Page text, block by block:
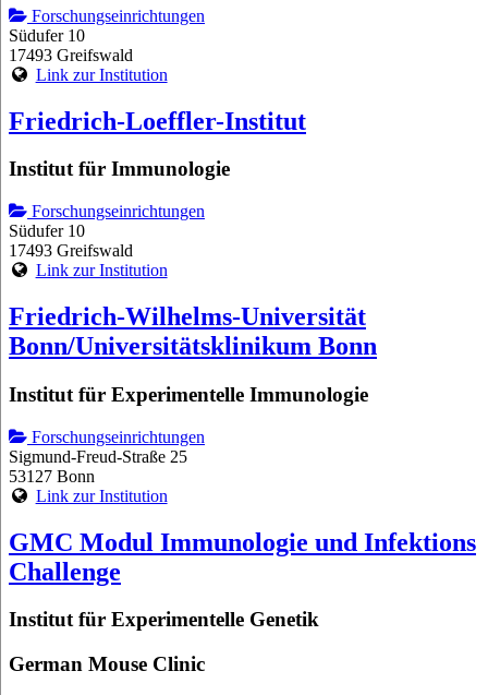
Forschungseinrichtungen
Südufer 10
17493 Greifswald
Link zur Institution
Friedrich-Loeffler-Institut
Institut für Immunologie
Forschungseinrichtungen
Südufer 10
17493 Greifswald
Link zur Institution
Friedrich-Wilhelms-Universität
Bonn/Universitätsklinikum Bonn
Institut für Experimentelle Immunologie
Forschungseinrichtungen
Sigmund-Freud-Straße 25
53127 Bonn
Link zur Institution
GMC Modul Immunologie und Infektions
Challenge
Institut für Experimentelle Genetik
German Mouse Clinic